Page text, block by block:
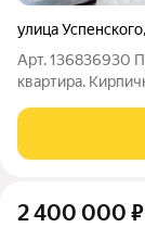
улица Успенского,
Арт. 136836930
квартира.
Выполнен косметический
аккуратное,
2 400 000 ₽